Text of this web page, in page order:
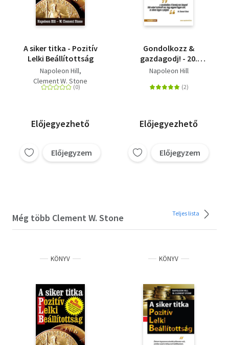
A siker titka - Pozitív
Lelki Beállítottság
Napoleon Hill
Clement W. Stone
Előjegyezhető
Előjegyzem
Gondolkozz &
gazdagodj! - 20.
jubileumi kiadás
Napoleon Hill
Előjegyezhető
Előjegyzem
Még több Clement W. Stone Teljes lista
KÖNYV KÖNYV